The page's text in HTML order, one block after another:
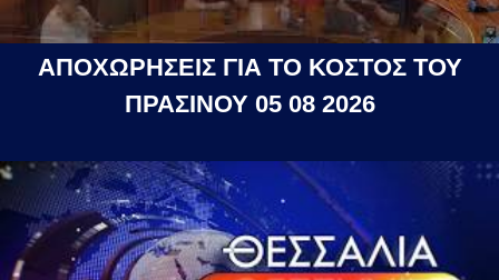
ΑΠΟΧΩΡΗΣΕΙΣ ΓΙΑ ΤΟ ΚΟΣΤΟΣ ΤΟΥ
ΠΡΑΣΙΝΟΥ 05 08 2026